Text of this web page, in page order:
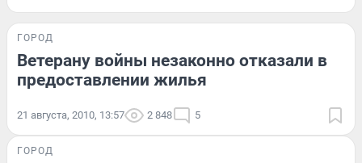
ГОРОД
Ветерану войны незаконно отказали в
предоставлении жилья
21 августа, 2010, 13:57 2 848 5
ГОРОД